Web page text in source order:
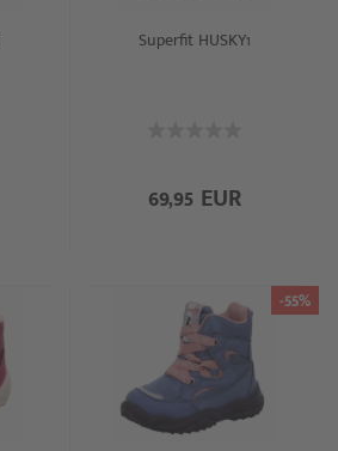
Superfit HUSKY1
69,95 EUR
-55%